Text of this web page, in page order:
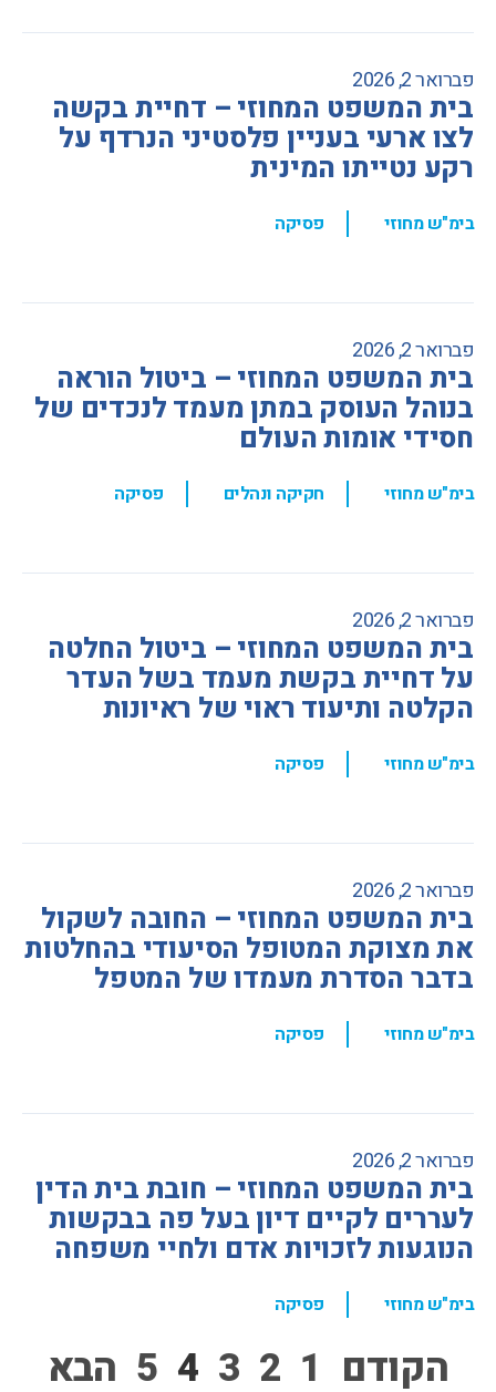
פברואר 2, 2026
בית המשפט המחוזי – דחיית בקשה
לצו ארעי בעניין פלסטיני הנרדף על
רקע נטייתו המינית
בימ"ש מחוזי , פסיקה
פברואר 2, 2026
בית המשפט המחוזי – ביטול הוראה
בנוהל העוסק במתן מעמד לנכדים של
חסידי אומות העולם
בימ"ש מחוזי , חקיקה ונהלים , פסיקה
פברואר 2, 2026
בית המשפט המחוזי – ביטול החלטה
על דחיית בקשת מעמד בשל העדר
הקלטה ותיעוד ראוי של ראיונות
בימ"ש מחוזי , פסיקה
פברואר 2, 2026
בית המשפט המחוזי – החובה לשקול
את מצוקת המטופל הסיעודי בהחלטות
בדבר הסדרת מעמדו של המטפל
בימ"ש מחוזי , פסיקה
פברואר 2, 2026
בית המשפט המחוזי – חובת בית הדין
לעררים לקיים דיון בעל פה בבקשות
הנוגעות לזכויות אדם ולחיי משפחה
בימ"ש מחוזי , פסיקה
הקודם 1
2
3
4
5 הבא